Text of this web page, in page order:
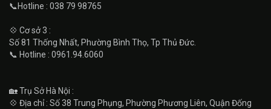
📞Hotline : 038 79 98765
💠 Cơ sở 3 :
Số 81 Thống Nhất, Phường Bình Thọ, Tp Thủ Đức.
📞 Hotline : 0961.94.6060
🏡 Trụ Sở Hà Nội :
💠 Địa chỉ : Số 38 Trung Phụng, Phường Phương Liên, Quận Đống